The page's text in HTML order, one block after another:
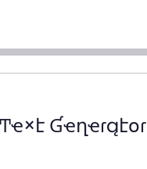
Ɠҽղҽɾąէօɾ